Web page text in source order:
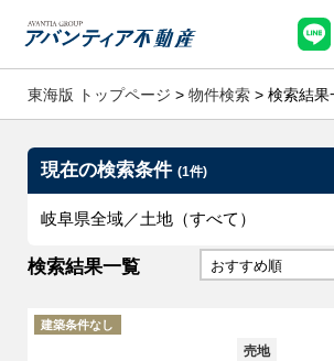
東海版 トップページ > 物件検索> 検索結果
現在の検索条件(1件)
岐阜県全域／土地（すべて）
検索結果一覧
建築条件なし
売地